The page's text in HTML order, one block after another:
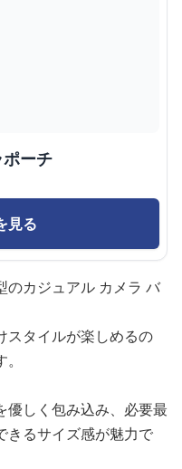
ーチ
見る
のカジュアル カメラ バ
スタイルが楽しめるの
優しく包み込み、必要最
きるサイズ感が魅力で